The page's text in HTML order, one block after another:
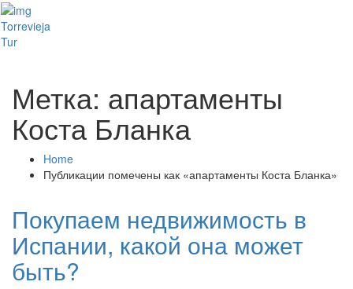
Torrevieja
Tur
Метка: апартаменты
Коста Бланка
Home
Публикации помечены как «апартаменты Коста Бланка»
Покупаем недвижимость в
Испании, какой она может
быть?